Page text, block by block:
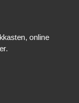
online